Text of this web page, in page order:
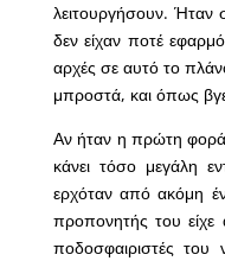
λειτουργήσουν. Ήταν
δεν είχαν ποτέ
αρχές σε αυτό το
μπροστά, και όπως
Αν ήταν η πρώτη φορά
κάνει τόσο μεγάλη
ερχόταν από ακόμη
προπονητής του είχε
ποδοσφαιριστές